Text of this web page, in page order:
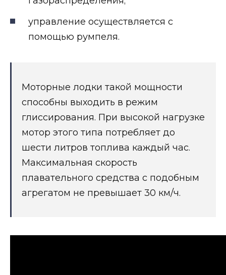
управление осуществляется с
помощью румпеля.
Моторные лодки такой мощности
способны выходить в режим
глиссирования. При высокой нагрузке
мотор этого типа потребляет до
шести литров топлива каждый час.
Максимальная скорость
плавательного средства с подобным
агрегатом не превышает 30 км/ч.